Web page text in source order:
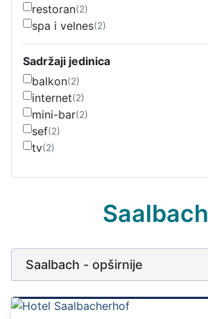
Saalbach
Saalbach - opširnije
restoran(2)
spa i velnes(2)
Sadržaji jedinica
balkon(2)
internet(2)
mini-bar(2)
sef(2)
tv(2)